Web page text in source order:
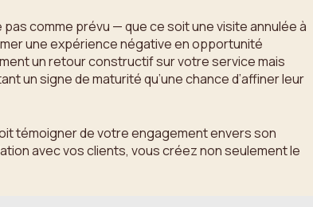
comme prévu — que ce soit une visite annulée à
une expérience négative en opportunité
un retour constructif sur votre service mais
un signe de maturité qu’une chance d’affiner leur
témoigner de votre engagement envers son
avec vos clients, vous créez non seulement le